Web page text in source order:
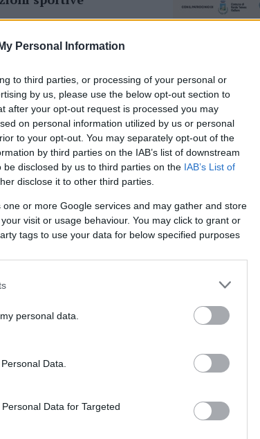
Personal Information
to third parties, or processing of your personal or
by us, please use the below opt-out section to
after your opt-out request is processed you may
on personal information utilized by us or personal
to your opt-out. You may separately opt-out of the
by third parties on the IAB’s list of downstream
disclosed by us to third parties on the IAB’s List of
disclose it to other third parties.
or more Google services and may gather and store
visit or usage behaviour. You may click to grant or
tags to use your data for below specified purposes
personal data.
Data.
Data for Targeted
15 gennaio. Il
essere
dei requisiti richiesti,
approvati
NECROLOGIE